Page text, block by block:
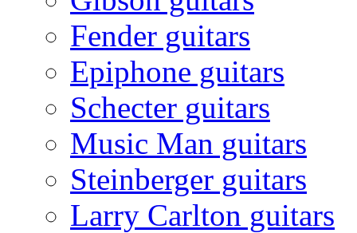
Fender guitars
Epiphone guitars
Schecter guitars
Music Man guitars
Steinberger guitars
Larry Carlton guitars